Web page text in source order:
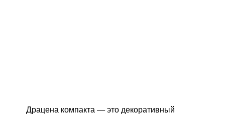
Драцена компакта — это декоративный